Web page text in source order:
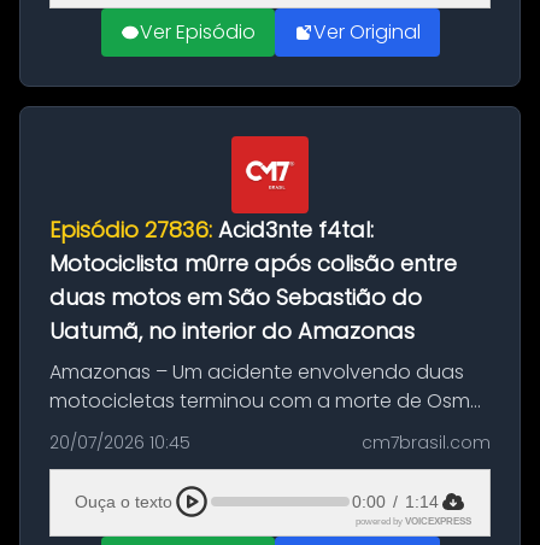
Ver Episódio Ver Original
Episódio 27836: Acid3nte f4tal:
Motociclista m0rre após colisão entre
duas motos em São Sebastião do
Uatumã, no interior do Amazonas
Amazonas – Um acidente envolvendo duas
motocicletas terminou com a morte de Osmar
Figueiredo de Souza, de 38 anos, no município
de São Sebastião do Uatumã, no interior do
Amazonas. A colisão ocorreu n...
20/07/2026 10:45 cm7brasil.com
Ouça o texto 0:00 / 1:14
powered by VOICEXPRESS